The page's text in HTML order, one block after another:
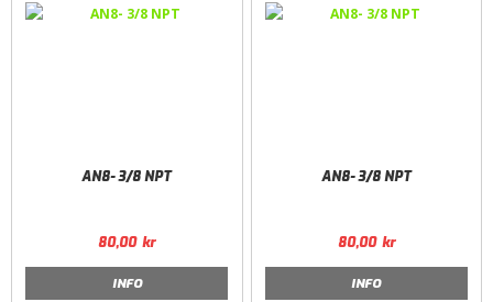
AN8- 3/8 NPT
80,00 kr
INFO
AN8- 3/8 NPT
80,00 kr
INFO